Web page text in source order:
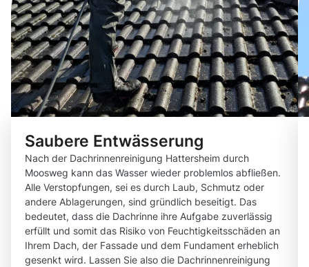
Saubere Entwässerung
Nach der Dachrinnenreinigung Hattersheim durch
Moosweg kann das Wasser wieder problemlos abfließen.
Alle Verstopfungen, sei es durch Laub, Schmutz oder
andere Ablagerungen, sind gründlich beseitigt. Das
bedeutet, dass die Dachrinne ihre Aufgabe zuverlässig
erfüllt und somit das Risiko von Feuchtigkeitsschäden an
Ihrem Dach, der Fassade und dem Fundament erheblich
gesenkt wird. Lassen Sie also die Dachrinnenreinigung